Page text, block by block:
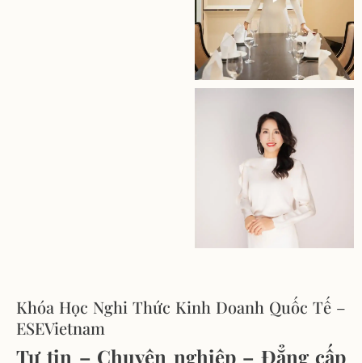
Khóa Học Nghi Thức Kinh Doanh Quốc Tế –
ESEVietnam
Tự tin – Chuyên nghiệp – Đẳng cấp